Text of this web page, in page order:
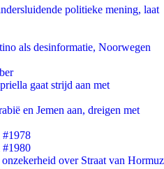
politieke mening, laat
als desinformatie, Noorwegen
gaat strijd aan met
en Jemen aan, dreigen met
#1978
#1980
over Straat van Hormuz